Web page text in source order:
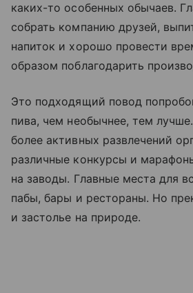
каких-то особенных обычаев.
собрать компанию друзей,
напиток и хорошо провести
образом поблагодарить
Это подходящий повод
пива, чем необычнее, тем
более активных развлечений
различные конкурсы и
на заводы. Главные места для
пабы, бары и рестораны. Но
и застолье на природе.